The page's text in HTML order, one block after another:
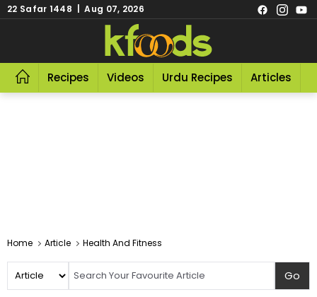
22 Safar 1448 | Aug 07, 2026
Recipes Videos Urdu Recipes Articles
Home Article Health And Fitness